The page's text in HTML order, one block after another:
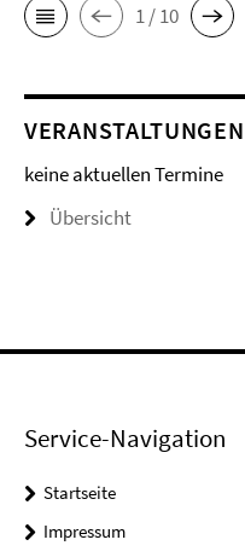
1 / 10
VERANSTALTUNGEN
keine aktuellen Termine
Übersicht
Service-Navigation
Startseite
Impressum